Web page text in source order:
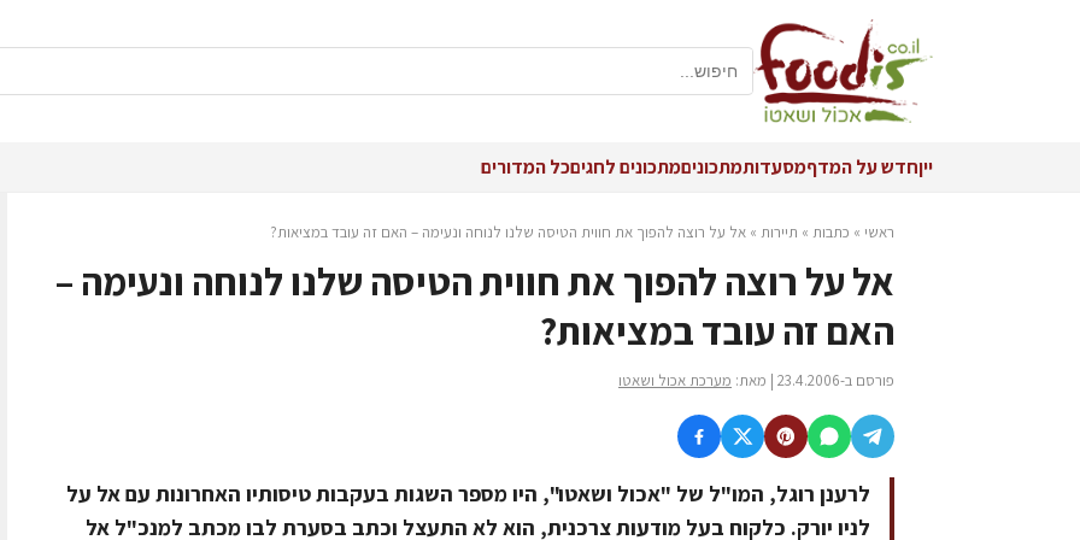
ייןחדש על המדףמסעדותמתכוניםמתכונים לחגיםכל המדורים
ראשי » כתבות » תיירות » אל על רוצה להפוך את חווית הטיסה שלנו לנוחה ונעימה – האם זה עובד במציאות?
אל על רוצה להפוך את חווית הטיסה שלנו לנוחה ונעימה –
האם זה עובד במציאות?
פורסם ב-23.4.2006 | מאת: מערכת אכול ושאטו
לרענן רוגל, המו"ל של "אכול ושאטו", היו מספר השגות בעקבות טיסותיו האחרונות עם אל על
לניו יורק. כלקוח בעל מודעות צרכנית, הוא לא התעצל וכתב בסערת לבו מכתב למנכ"ל אל